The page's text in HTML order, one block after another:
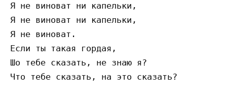
Я не виноват ни капельки,
Я не виноват ни капельки,
Я не виноват.
Если ты такая гордая,
Шо тебе сказать, не знаю я?